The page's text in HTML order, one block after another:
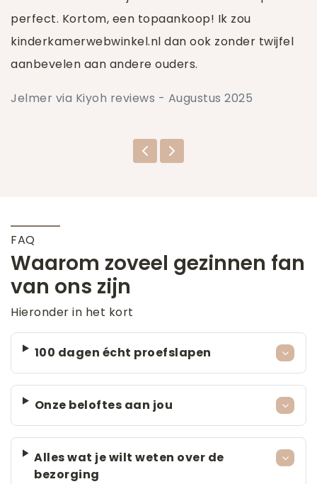
perfect. Kortom, een topaankoop! Ik zou
kinderkamerwebwinkel.nl dan ook zonder twijfel
aanbevelen aan andere ouders.
Jelmer via Kiyoh reviews - Augustus 2025
FAQ
Waarom zoveel gezinnen fan
van ons zijn
Hieronder in het kort
100 dagen écht proefslapen
Onze beloftes aan jou
Alles wat je wilt weten over de
bezorging